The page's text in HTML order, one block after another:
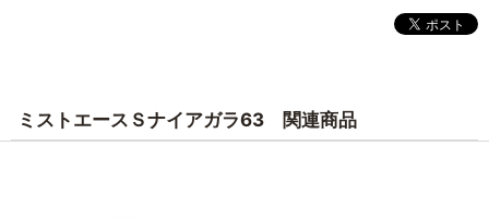
ミストエースＳナイアガラ63 関連商品